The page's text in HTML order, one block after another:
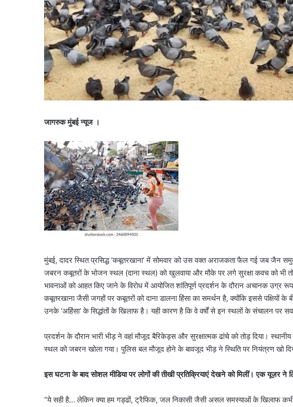
जागरुक मुंबई न्यूज ।
मुंबई, दादर स्थित प्रसिद्ध ‘कबूतरखाना’ में सोमवार को उस वक्त अराजकता फैल गई जब जैन
जबरन कबूतरों के भोजन स्थल (दाना स्थल) को खुलवाया और मौके पर लगे सुरक्षा कवच को भी
भावनाओं को आहत किए जाने के विरोध में आयोजित शांतिपूर्ण प्रदर्शन के दौरान अचानक उग्र
कबूतरखाना जैसी जगहों पर कबूतरों को दाना डालना हिंसा का समर्थन है, क्योंकि इससे पक्षियों
उनके ‘अहिंसा’ के सिद्धांतों के खिलाफ है। यही कारण है कि वे वर्षों से इन स्थलों के संचालन पर
प्रदर्शन के दौरान भारी भीड़ ने वहां मौजूद बैरिकेड्स और सुरक्षात्मक ढांचे को तोड़ दिया।
स्थल को जबरन खोला गया। पुलिस बल मौजूद होने के बावजूद भीड़ ने स्थिति पर नियंत्रण खो
इस घटना के बाद सोशल मीडिया पर लोगों की तीखी प्रतिक्रियाएं देखने को मिलीं। एक यूज़र ने
“ये सही है… लेकिन क्या हम गड्ढों, ट्रैफिक, जल निकासी जैसी असल समस्याओं के खिलाफ